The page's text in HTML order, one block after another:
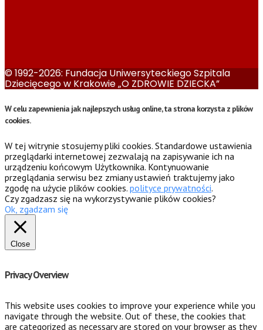
© 1992-2026: Fundacja Uniwersyteckiego Szpitala
Dziecięcego w Krakowie „O ZDROWIE DZIECKA”
W celu zapewnienia jak najlepszych usług online, ta strona korzysta z plików
cookies.
W tej witrynie stosujemy pliki cookies. Standardowe ustawienia
przeglądarki internetowej zezwalają na zapisywanie ich na
urządzeniu końcowym Użytkownika. Kontynuowanie
przeglądania serwisu bez zmiany ustawień traktujemy jako
zgodę na użycie plików cookies. polityce prywatności.
Czy zgadzasz się na wykorzystywanie plików cookies?
Ok, zgadzam się
Close
Privacy Overview
This website uses cookies to improve your experience while you
navigate through the website. Out of these, the cookies that
are categorized as necessary are stored on your browser as they